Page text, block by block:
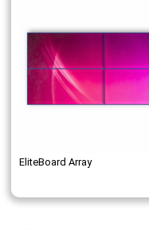
EliteBoard Array